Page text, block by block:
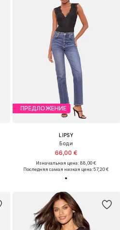
ПРЕДЛОЖЕНИЕ
LIPSY
Боди
66,00 €
Изначальная цена: 88,00 €
Последняя самая низкая цена:57,20 €